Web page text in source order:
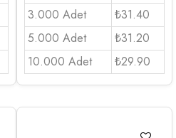
3.000 Adet
₺31.40
5.000 Adet
₺31.20
10.000 Adet
₺29.90